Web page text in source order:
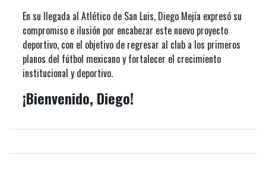
En su llegada al Atlético de San Luis, Diego Mejía expresó su
compromiso e ilusión por encabezar este nuevo proyecto
deportivo, con el objetivo de regresar al club a los primeros
planos del fútbol mexicano y fortalecer el crecimiento
institucional y deportivo.
¡Bienvenido, Diego!